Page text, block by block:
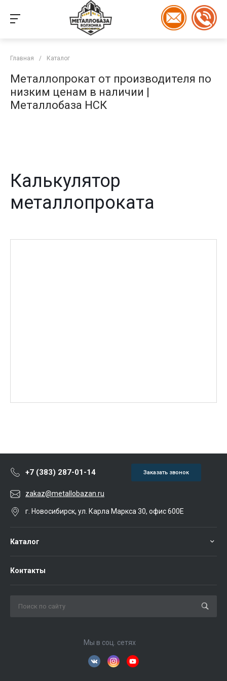
Главная / Каталог
Металлопрокат от производителя по
низким ценам в наличии |
Металлобаза НСК
Калькулятор
металлопроката
+7 (383) 287-01-14 Заказать звонок
zakaz@metallobazan.ru
г. Новосибирск, ул. Карла Маркса 30, офис 600Е
Каталог
Контакты
Мы в соц. сетях